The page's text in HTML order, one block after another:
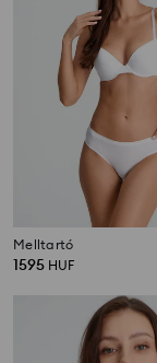
Melltartó
1595 HUF